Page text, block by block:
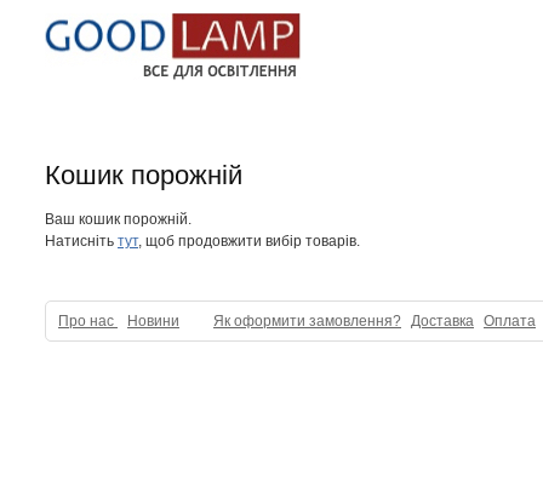
Кошик порожній
Ваш кошик порожній.
Натисніть тут, щоб продовжити вибір товарів.
Про нас Новини Як оформити замовлення? Доставка Оплата